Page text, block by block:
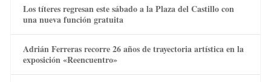
Los títeres regresan este sábado a la Plaza del Castillo con
una nueva función gratuita
Adrián Ferreras recorre 26 años de trayectoria artística en la
exposición «Reencuentro»